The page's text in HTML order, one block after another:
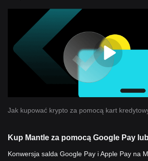
Jak kupować krypto za pomocą kart
Kup Mantle za pomocą Google Pay
Konwersja salda Google Pay i Apple Pay na